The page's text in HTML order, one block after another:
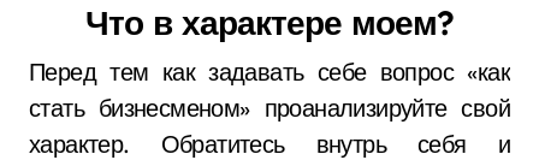
Что в характере моем?
Перед тем как задавать себе вопрос «как
стать бизнесменом» проанализируйте свой
характер. Обратитесь внутрь себя и